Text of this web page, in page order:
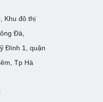
Khu đô thị
Đà,
Đình 1, quận
Tp Hà